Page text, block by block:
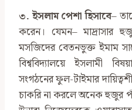
৩. ইসলাম পেশা হিসাবে–
করেন। যেমন– মাদ্রাসার
মসজিদের বেতনভুক্ত ইমাম
বিশ্ববিদ্যালয়ে ইসলামী
সংগঠনের ফুল-টাইমার
চাকরি না করলে অনেক হুজুর